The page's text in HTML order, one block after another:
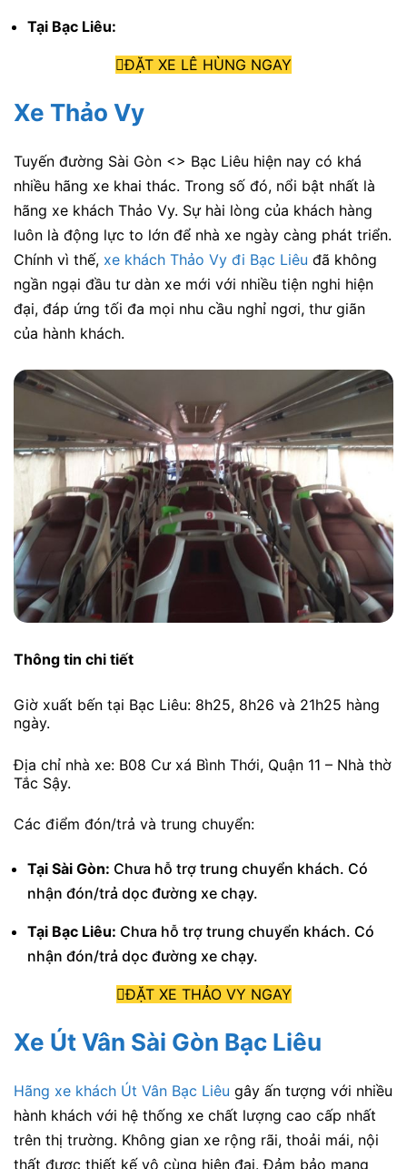
Tại Bạc Liêu:
ĐẶT XE LÊ HÙNG NGAY
Xe Thảo Vy
Tuyến đường Sài Gòn <> Bạc Liêu hiện nay có khá
nhiều hãng xe khai thác. Trong số đó, nổi bật nhất là
hãng xe khách Thảo Vy. Sự hài lòng của khách hàng
luôn là động lực to lớn để nhà xe ngày càng phát triển.
Chính vì thế, xe khách Thảo Vy đi Bạc Liêu đã không
ngần ngại đầu tư dàn xe mới với nhiều tiện nghi hiện
đại, đáp ứng tối đa mọi nhu cầu nghỉ ngơi, thư giãn
của hành khách.
Thông tin chi tiết
Giờ xuất bến tại Bạc Liêu: 8h25, 8h26 và 21h25 hàng
ngày.
Địa chỉ nhà xe: B08 Cư xá Bình Thới, Quận 11 – Nhà thờ
Tắc Sậy.
Các điểm đón/trả và trung chuyển:
Tại Sài Gòn: Chưa hỗ trợ trung chuyển khách. Có
nhận đón/trả dọc đường xe chạy.
Tại Bạc Liêu: Chưa hỗ trợ trung chuyển khách. Có
nhận đón/trả dọc đường xe chạy.
ĐẶT XE THẢO VY NGAY
Xe Út Vân Sài Gòn Bạc Liêu
Hãng xe khách Út Vân Bạc Liêu gây ấn tượng với nhiều
hành khách với hệ thống xe chất lượng cao cấp nhất
trên thị trường. Không gian xe rộng rãi, thoải mái, nội
thất được thiết kế vô cùng hiện đại. Đảm bảo mang